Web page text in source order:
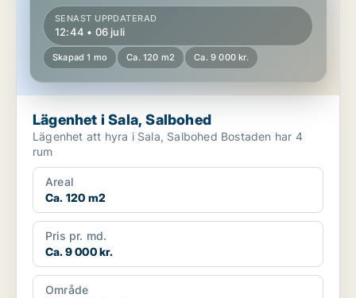
SENAST UPPDATERAD
12:44 • 06 juli
Skapad 1 mo Ca. 120 m2 Ca. 9 000 kr.
Lägenhet i Sala, Salbohed
Lägenhet att hyra i Sala, Salbohed Bostaden har 4
rum
Areal
Ca. 120 m2
Pris pr. md.
Ca. 9 000 kr.
Område